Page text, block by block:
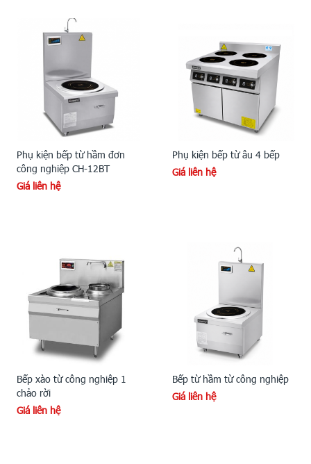
Phụ kiện bếp từ hầm đơn
công nghiệp CH-12BT
Giá liên hệ
Phụ kiện bếp từ âu 4 bếp
Giá liên hệ
Bếp xào từ công nghiệp 1
chảo rời
Giá liên hệ
Bếp từ hầm từ công nghiệp
Giá liên hệ